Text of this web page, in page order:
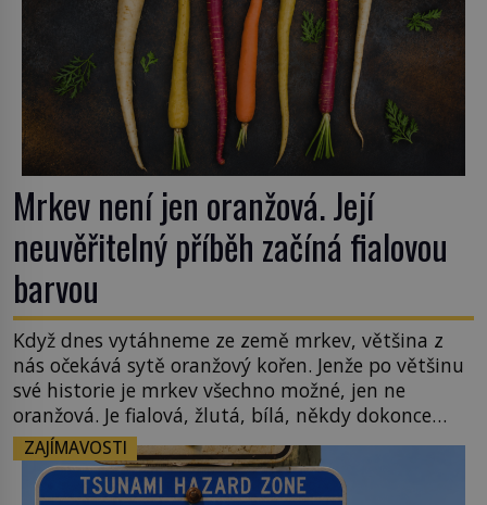
Mrkev není jen oranžová. Její
neuvěřitelný příběh začíná fialovou
barvou
Když dnes vytáhneme ze země mrkev, většina z
nás očekává sytě oranžový kořen. Jenže po většinu
své historie je mrkev všechno možné, jen ne
oranžová. Je fialová, žlutá, bílá, někdy dokonce
téměř černá. Až díky stovkám let pečlivého
šlechtění se z ní stává zelenina, bez které si českou
zahradu ani nedokážeme představit. Její příběh je
ZAJÍMAVOSTI